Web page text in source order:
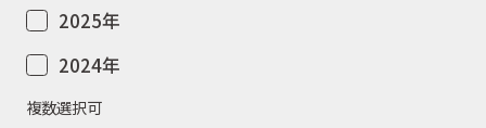
キャンペーン
お問合せ
2025年
2024年
複数選択可